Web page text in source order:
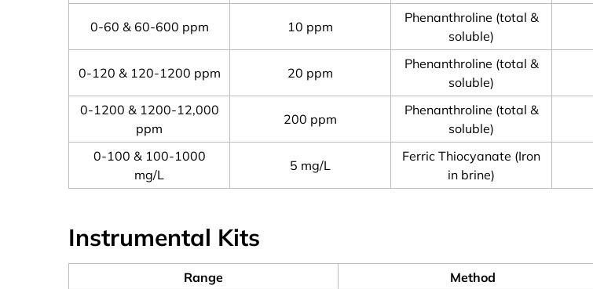
0-60 & 60-600 ppm 10 ppm
Phenanthroline (total &
soluble)
0-120 & 120-1200 ppm 20 ppm
Phenanthroline (total &
soluble)
0-1200 & 1200-12,000
ppm
200 ppm
Phenanthroline (total &
soluble)
0-100 & 100-1000
mg/L
5 mg/L
Ferric Thiocyanate (Iron
in brine)
Instrumental Kits
Range Method